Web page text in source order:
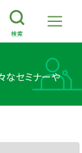
検索
なセミナーや